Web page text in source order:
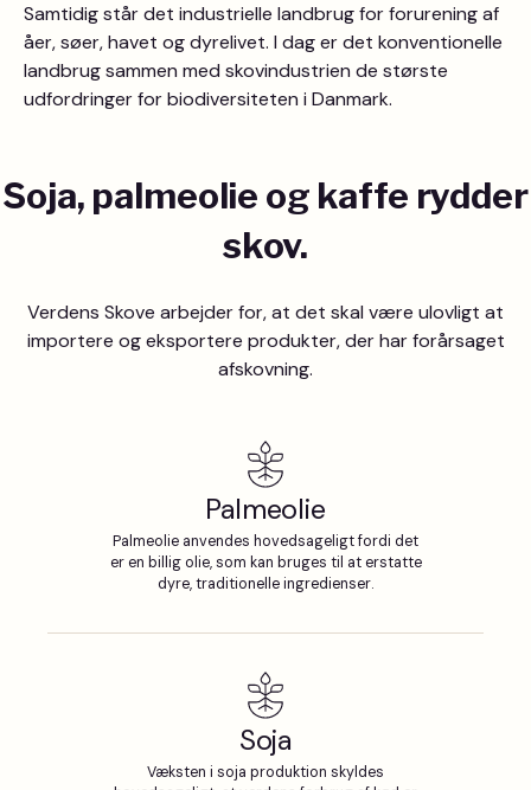
Samtidig står det industrielle landbrug for forurening af
åer, søer, havet og dyrelivet. I dag er det konventionelle
landbrug sammen med skovindustrien de største
udfordringer for biodiversiteten i Danmark.
Soja, palmeolie og kaffe rydder
skov.
Verdens Skove arbejder for, at det skal være ulovligt at
importere og eksportere produkter, der har forårsaget
afskovning.
Palmeolie
Palmeolie anvendes hovedsageligt fordi det
er en billig olie, som kan bruges til at erstatte
dyre, traditionelle ingredienser.
Soja
Væksten i soja produktion skyldes